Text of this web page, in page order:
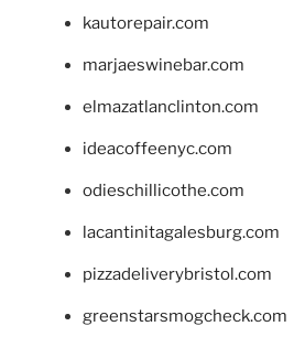
kautorepair.com
marjaeswinebar.com
elmazatlanclinton.com
ideacoffeenyc.com
odieschillicothe.com
lacantinitagalesburg.com
pizzadeliverybristol.com
greenstarsmogcheck.com